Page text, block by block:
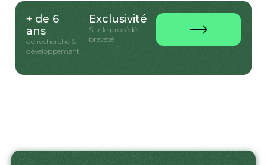
+ de 6
ans
de recherche &
développement
Exclusivité
Sur le procédé
breveté